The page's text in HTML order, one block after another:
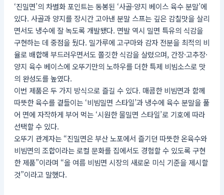
‘진밀면’의 차별화 포인트는 동봉된 ‘사골·양지 베이스 육수 분말’에
있다. 사골과 양지를 장시간 고아낸 분말 스프는 깊은 감칠맛을 살리
면서도 냉수에 잘 녹도록 개발됐다. 면발 역시 밀면 특유의 식감을
구현하는 데 중점을 뒀다. 밀가루에 고구마와 감자 전분을 최적의 비
율로 배합해 부드러우면서도 쫄깃한 식감을 살렸으며, 간장·고추장·
양지 육수 베이스에 오뚜기만의 노하우를 더한 특제 비빔소스로 맛
의 완성도를 높였다.
이번 제품은 두 가지 방식으로 즐길 수 있다. 매콤한 비빔면과 함께
따뜻한 육수를 곁들이는 ‘비빔밀면 스타일’과 냉수에 육수 분말을 풀
어 면에 자작하게 부어 먹는 ‘시원한 물밀면 스타일’로 기호에 따라
선택할 수 있다.
오뚜기 관계자는 “진밀면은 부산 노포에서 즐기던 따뜻한 온육수와
비빔면의 조합이라는 로컬 문화를 집에서도 경험할 수 있도록 구현
한 제품”이라며 “올 여름 비빔면 시장의 새로운 미식 기준을 제시할
것”이라고 말했다.